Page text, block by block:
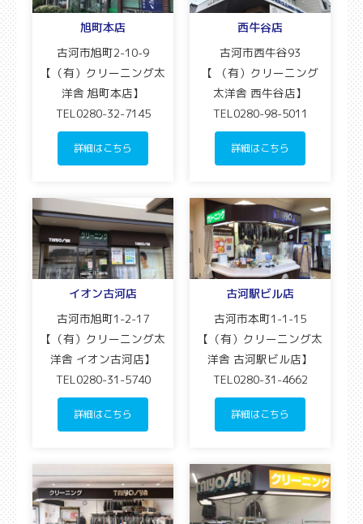
旭町本店
古河市旭町2-10-9
【（有）クリーニング太
洋舎 旭町本店】
TEL0280-32-7145
詳細はこちら
西牛谷店
古河市西牛谷93
【 （有）クリーニング
太洋舎 西牛谷店】
TEL0280-98-5011
詳細はこちら
イオン古河店
古河市旭町1-2-17
【（有）クリーニング太
洋舎 イオン古河店】
TEL0280-31-5740
詳細はこちら
古河駅ビル店
古河市本町1-1-15
【（有）クリーニング太
洋舎 古河駅ビル店】
TEL0280-31-4662
詳細はこちら